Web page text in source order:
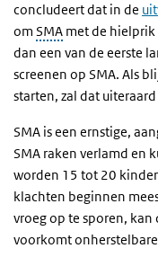
concludeert dat in de
om SMA met de
dan een van de eerste
screenen op SMA. Als
starten, zal dat
SMA is een ernstige,
SMA raken verlamd en
worden 15 tot 20
klachten beginnen
vroeg op te sporen,
voorkomt